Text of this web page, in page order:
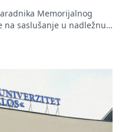
Memorijalnog
na saslušanje u nadležnu
javnog tužilaštva u
o negiranju
da se